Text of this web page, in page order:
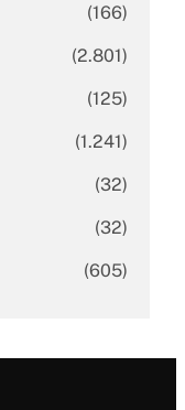
(166)
(2.801)
(125)
(1.241)
(32)
(32)
(605)